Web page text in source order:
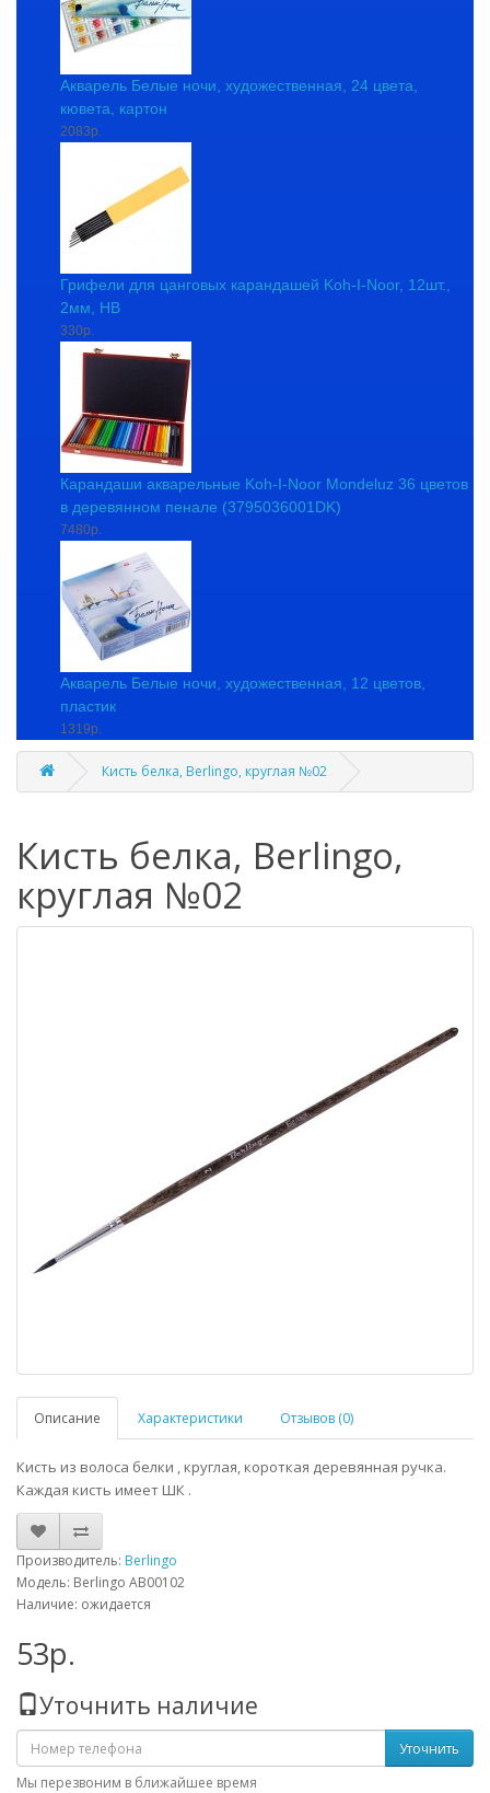
Акварель Белые ночи, художественная, 24 цвета,
кювета, картон
2083р.
Грифели для цанговых карандашей Koh-I-Noor, 12шт.,
2мм, HB
330р.
Карандаши акварельные Koh-I-Noor Mondeluz 36 цветов
в деревянном пенале (3795036001DK)
7480р.
Акварель Белые ночи, художественная, 12 цветов,
пластик
1319р.
Кисть белка, Berlingo, круглая №02
Кисть белка, Berlingo,
круглая №02
Описание Характеристики Отзывов (0)
Кисть из волоса белки , круглая, короткая деревянная ручка.
Каждая кисть имеет ШК .
Производитель: Berlingo
Модель: Berlingo AB00102
Наличие: ожидается
53р.
Уточнить наличие
Уточнить
Мы перезвоним в ближайшее время